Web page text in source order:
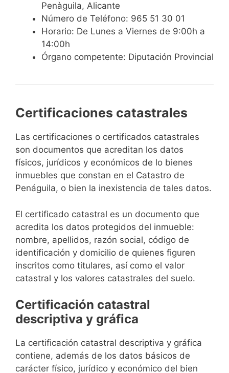
Penàguila, Alicante
Número de Teléfono: 965 51 30 01
Horario: De Lunes a Viernes de 9:00h a
14:00h
Órgano competente: Diputación Provincial
Certificaciones catastrales
Las certificaciones o certificados catastrales
son documentos que acreditan los datos
físicos, jurídicos y económicos de lo bienes
inmuebles que constan en el Catastro de
Penáguila, o bien la inexistencia de tales datos.
El certificado catastral es un documento que
acredita los datos protegidos del inmueble:
nombre, apellidos, razón social, código de
identificación y domicilio de quienes figuren
inscritos como titulares, así como el valor
catastral y los valores catastrales del suelo.
Certificación catastral
descriptiva y gráfica
La certificación catastral descriptiva y gráfica
contiene, además de los datos básicos de
carácter físico, jurídico y económico del bien